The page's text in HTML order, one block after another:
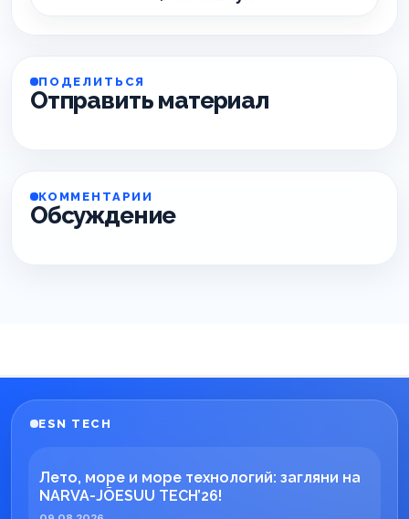
ПОДЕЛИТЬСЯ
Отправить материал
КОММЕНТАРИИ
Обсуждение
ESN TECH
Лето, море и море технологий: загляни на
NARVA-JÕESUU TECH’26!